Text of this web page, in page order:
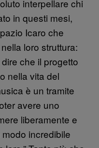
interpellare chi
in questi mesi,
Icaro che
loro struttura:
che il progetto
nella vita del
è un tramite
avere uno
liberamente e
incredibile